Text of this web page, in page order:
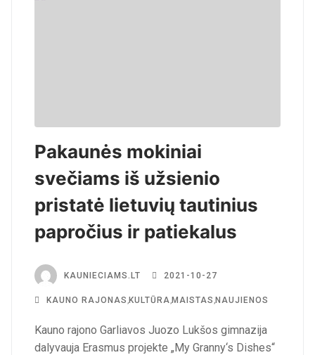
Pakaunės mokiniai
svečiams iš užsienio
pristatė lietuvių tautinius
papročius ir patiekalus
KAUNIECIAMS.LT 2021-10-27
KAUNO RAJONAS KULTŪRA MAISTAS NAUJIENOS
Kauno rajono Garliavos Juozo Lukšos gimnazija
dalyvauja Erasmus projekte „My Granny‘s Dishes“